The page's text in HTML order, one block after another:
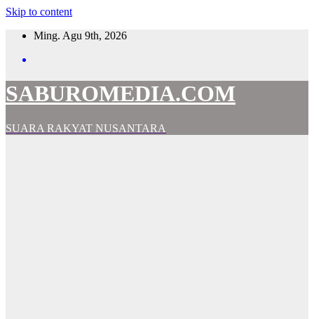
Skip to content
Ming. Agu 9th, 2026
SABUROMEDIA.COM
SUARA RAKYAT NUSANTARA